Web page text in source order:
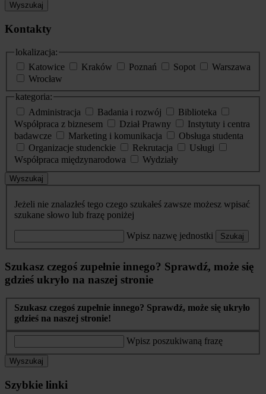
Wyszukaj
Kontakty
lokalizacja:
Katowice
Kraków Poznań Sopot
Warszawa
Wrocław
kategoria:
Administracja
Badania i rozwój
Biblioteka
Współpraca z biznesem
Dział Prawny
Instytuty i centra
badawcze
Marketing i komunikacja
Obsługa studenta
Organizacje studenckie
Rekrutacja
Usługi
Współpraca międzynarodowa
Wydziały
Wyszukaj
Jeżeli nie znalazłeś tego czego szukałeś zawsze możesz wpisać
szukane słowo lub frazę poniżej
Wpisz nazwę jednostki Szukaj
Szukasz czegoś zupełnie innego? Sprawdź, może się
gdzieś ukryło na naszej stronie
Szukasz czegoś zupełnie innego? Sprawdź, może się ukryło
gdzieś na naszej stronie!
Wpisz poszukiwaną frazę
Wyszukaj
Szybkie linki